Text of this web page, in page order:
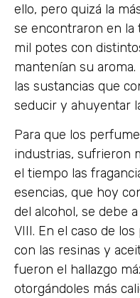
ello, pero quizá la
se encontraron en la
mil potes con
mantenían su
las sustancias que
seducir y ahuyentar
Para que los
industrias, sufrieron
el tiempo las
esencias, que hoy
del alcohol, se debe
VIII. En el caso de
con las resinas y
fueron el hallazgo
otorgándoles más